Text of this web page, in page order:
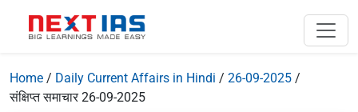
Home / Daily Current Affairs in Hindi / 26-09-2025 /
संक्षिप्त समाचार 26-09-2025